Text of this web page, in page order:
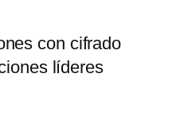
con cifrado
líderes